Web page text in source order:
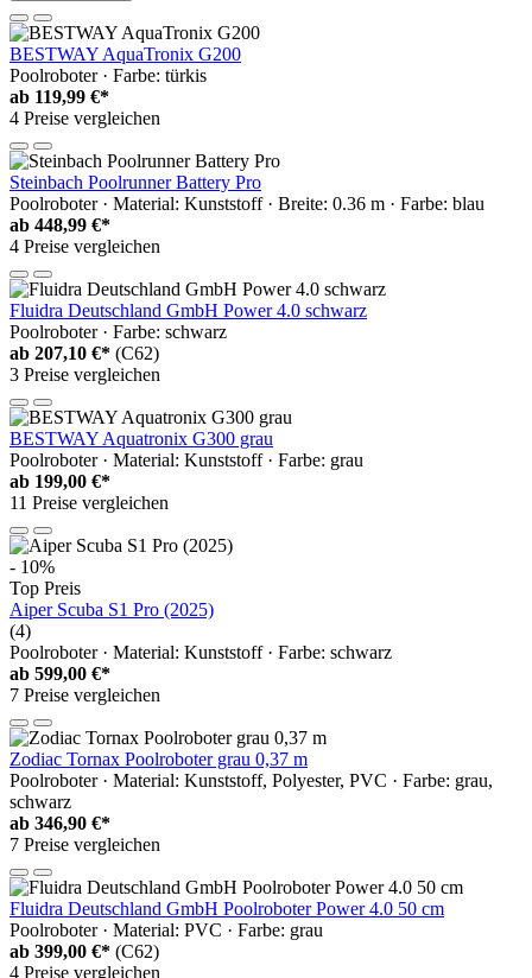
BESTWAY AquaTronix G200
Poolroboter · Farbe: türkis
ab 119,99 €*
4 Preise vergleichen
Steinbach Poolrunner Battery Pro
Poolroboter · Material: Kunststoff · Breite: 0.36 m · Farbe: blau
ab 448,99 €*
4 Preise vergleichen
Fluidra Deutschland GmbH Power 4.0 schwarz
Poolroboter · Farbe: schwarz
ab 207,10 €* (C62)
3 Preise vergleichen
BESTWAY Aquatronix G300 grau
Poolroboter · Material: Kunststoff · Farbe: grau
ab 199,00 €*
11 Preise vergleichen
- 10%
Top Preis
Aiper Scuba S1 Pro (2025)
(4)
Poolroboter · Material: Kunststoff · Farbe: schwarz
ab 599,00 €*
7 Preise vergleichen
Zodiac Tornax Poolroboter grau 0,37 m
Poolroboter · Material: Kunststoff, Polyester, PVC · Farbe: grau,
schwarz
ab 346,90 €*
7 Preise vergleichen
Fluidra Deutschland GmbH Poolroboter Power 4.0 50 cm
Poolroboter · Material: PVC · Farbe: grau
ab 399,00 €* (C62)
4 Preise vergleichen